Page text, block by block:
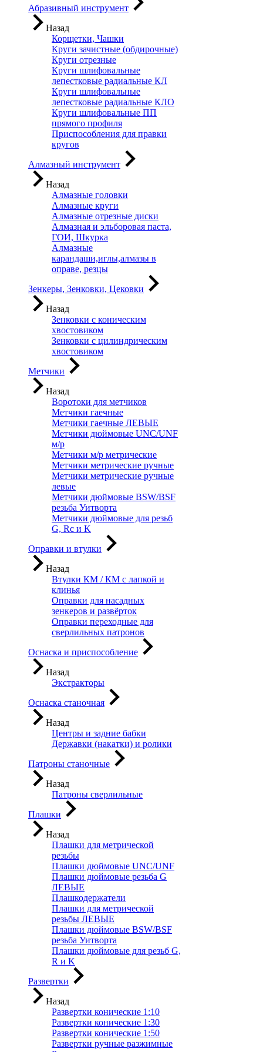
Абразивный инструмент
Назад
Корщетки, Чашки
Круги зачистные (обдирочные)
Круги отрезные
Круги шлифовальные
лепестковые радиальные КЛ
Круги шлифовальные
лепестковые радиальные КЛО
Круги шлифовальные ПП
прямого профиля
Приспособления для правки
кругов
Алмазный инструмент
Назад
Алмазные головки
Алмазные круги
Алмазные отрезные диски
Алмазная и эльборовая паста,
ГОИ, Шкурка
Алмазные
карандаши,иглы,алмазы в
оправе, резцы
Зенкеры, Зенковки, Цековки
Назад
Зенковки с коническим
хвостовиком
Зенковки с цилиндрическим
хвостовиком
Метчики
Назад
Воротоки для метчиков
Метчики гаечные
Метчики гаечные ЛЕВЫЕ
Метчики дюймовые UNC/UNF
м/р
Метчики м/р метрические
Метчики метрические ручные
Метчики метрические ручные
левые
Метчики дюймовые BSW/BSF
резьба Уитворта
Метчики дюймовые для резьб
G, Rc и K
Оправки и втулки
Назад
Втулки КМ / КМ с лапкой и
клинья
Оправки для насадных
зенкеров и развёрток
Оправки переходные для
сверлильных патронов
Оснаска и приспособление
Назад
Экстракторы
Оснаска станочная
Назад
Центры и задние бабки
Державки (накатки) и ролики
Патроны станочные
Назад
Патроны сверлильные
Плашки
Назад
Плашки для метрической
резьбы
Плашки дюймовые UNC/UNF
Плашки дюймовые резьба G
ЛЕВЫЕ
Плашкодержатели
Плашки для метрической
резьбы ЛЕВЫЕ
Плашки дюймовые BSW/BSF
резьба Уитворта
Плашки дюймовые для резьб G,
R и K
Развертки
Назад
Развертки конические 1:10
Развертки конические 1:30
Развертки конические 1:50
Развертки ручные разжимные